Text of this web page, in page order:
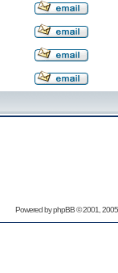
Powered byphpBB© 2001,